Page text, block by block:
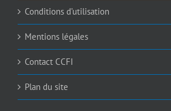
Conditions d’utilisation
Mentions légales
Contact CCFI
Plan du site